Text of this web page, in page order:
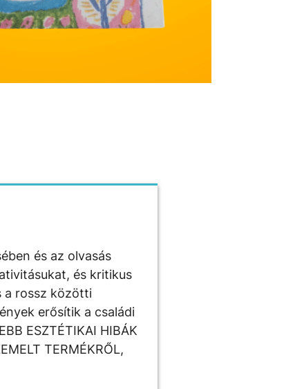
és az olvasás
és kritikus
a rossz közötti
erősítik a családi
ESZTÉTIKAI HIBÁK
TERMÉKRŐL,